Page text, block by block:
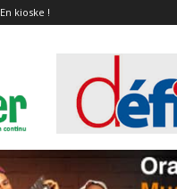
En kioske !